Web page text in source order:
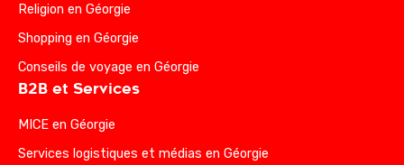
Religion en Géorgie
Shopping en Géorgie
Conseils de voyage en Géorgie
B2B et Services
MICE en Géorgie
Services logistiques et médias en Géorgie